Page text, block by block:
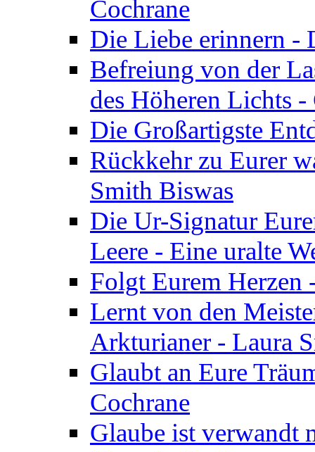
Cochrane
Die Liebe erinnern -
Befreiung von der
des Höheren Lichts
Die Großartigste
Rückkehr zu Eurer
Smith Biswas
Die Ur-Signatur
Leere - Eine uralte
Folgt Eurem
Lernt von den
Arkturianer - Laura
Glaubt an Eure
Cochrane
Glaube ist verwandt